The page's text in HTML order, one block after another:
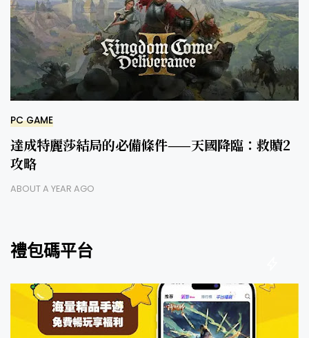
PC GAME
達成特麗莎結局的必備條件——天國降臨：救贖2
攻略
ABOUT A YEAR AGO
禮包碼平台